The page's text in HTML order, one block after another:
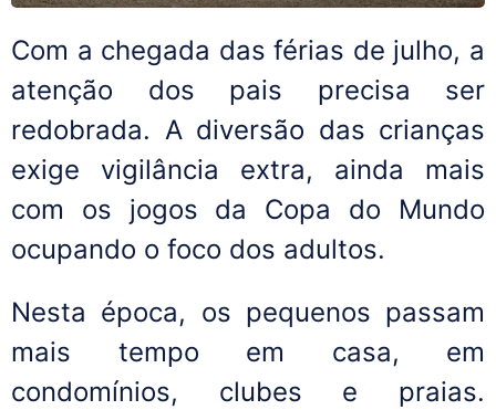
Com a chegada das férias de julho, a
atenção dos pais precisa ser
redobrada. A diversão das crianças
exige vigilância extra, ainda mais
com os jogos da Copa do Mundo
ocupando o foco dos adultos.
Nesta época, os pequenos passam
mais tempo em casa, em
condomínios, clubes e praias.